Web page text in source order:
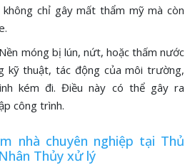
chỉ gây mất thẩm mỹ mà còn
móng bị lún, nứt, hoặc thấm nước
kỹ thuật, tác động của môi trường,
kém đi. Điều này có thể gây ra
công trình.
nhà chuyên nghiệp tại Thủ
Thủy xử lý